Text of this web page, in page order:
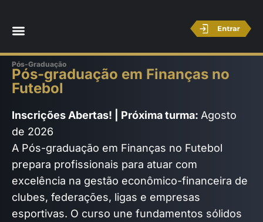
Pós-Graduação
Pós-graduação em Finanças no
Futebol
Inscrições Abertas! | Próxima turma: Agosto
de 2026
A Pós-graduação em Finanças no Futebol
prepara profissionais para atuar com
excelência na gestão econômico-financeira de
clubes, federações, ligas e empresas
esportivas. O curso une fundamentos sólidos